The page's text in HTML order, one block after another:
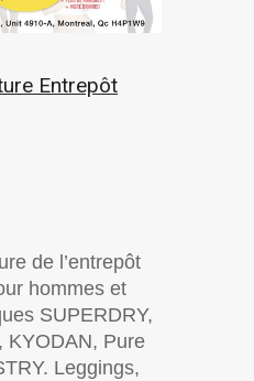
Entrepôt
de l’entrepôt
hommes et
SUPERDRY,
KYODAN, Pure
Leggings,